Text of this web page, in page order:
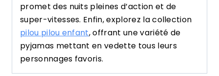
promet des nuits pleines d’action et de
super-vitesses. Enfin, explorez la collection
pilou pilou enfant, offrant une variété de
pyjamas mettant en vedette tous leurs
personnages favoris.